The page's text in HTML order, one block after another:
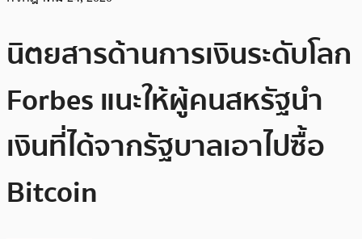
นิตยสารด้านการเงินระดับโลก
Forbes แนะให้ผู้คนสหรัฐนำ
เงินที่ได้จากรัฐบาลเอาไปซื้อ
Bitcoin